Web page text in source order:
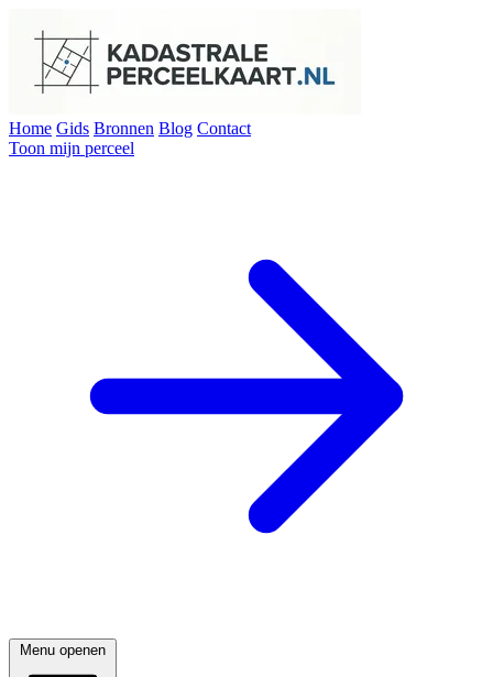
Home Gids Bronnen Blog Contact
Toon mijn perceel
Menu openen